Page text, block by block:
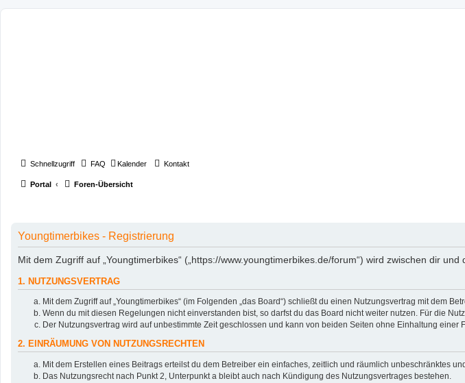
Schnellzugriff FAQ Kalender Kontakt
Portal Foren-Übersicht
Youngtimerbikes - Registrierung
Mit dem Zugriff auf „Youngtimerbikes“ („https://www.youngtimerbikes.de/forum“) wird zwischen dir
1. NUTZUNGSVERTRAG
Mit dem Zugriff auf „Youngtimerbikes“ (im Folgenden „das Board“) schließt du einen Nutzungsvertrag mit dem
Wenn du mit diesen Regelungen nicht einverstanden bist, so darfst du das Board nicht weiter nutzen. Für die
Der Nutzungsvertrag wird auf unbestimmte Zeit geschlossen und kann von beiden Seiten ohne Einhaltung einer
2. EINRÄUMUNG VON NUTZUNGSRECHTEN
Mit dem Erstellen eines Beitrags erteilst du dem Betreiber ein einfaches, zeitlich und räumlich unbeschränktes
Das Nutzungsrecht nach Punkt 2, Unterpunkt a bleibt auch nach Kündigung des Nutzungsvertrages bestehen.